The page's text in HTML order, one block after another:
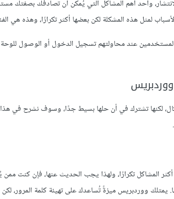
وأحد أهم المشاكل التي يُمكن أن تصادفك بصفتك
لمثل هذه المشكلة لكن بعضها أكثر تكرارًا، وهذه هي
عند محاولتهم تسجيل الدخول أو الوصول
لكنها تشترك في أن حلها بسيط جدًا، وسوف نشرح في
المشاكل تكرارًا، ولهذا يجب الحديث عنها، فإن كنت
يمتلك ووردبريس ميزةً تُساعدك على تهيئة كلمة المرور،